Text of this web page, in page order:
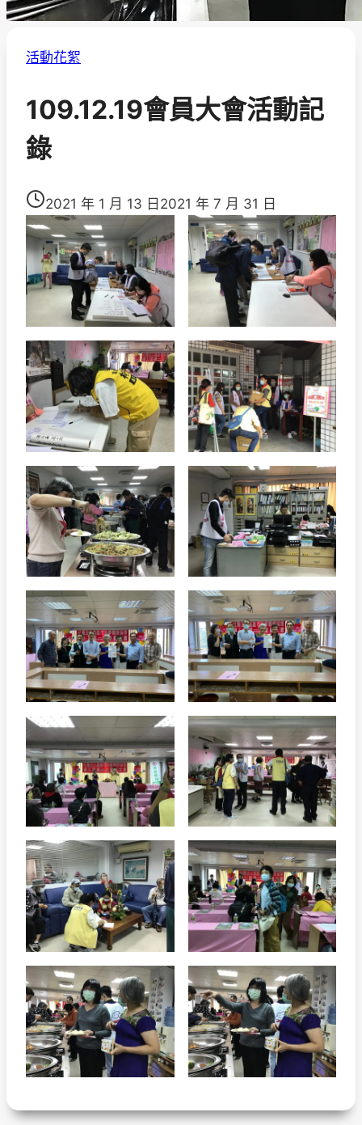
活動花絮
109.12.19會員大會活動記
錄
2021 年 1 月 13 日 2021 年 7 月 31 日